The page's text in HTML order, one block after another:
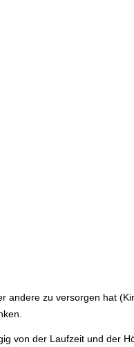
andere zu versorgen hat
von der Laufzeit und der